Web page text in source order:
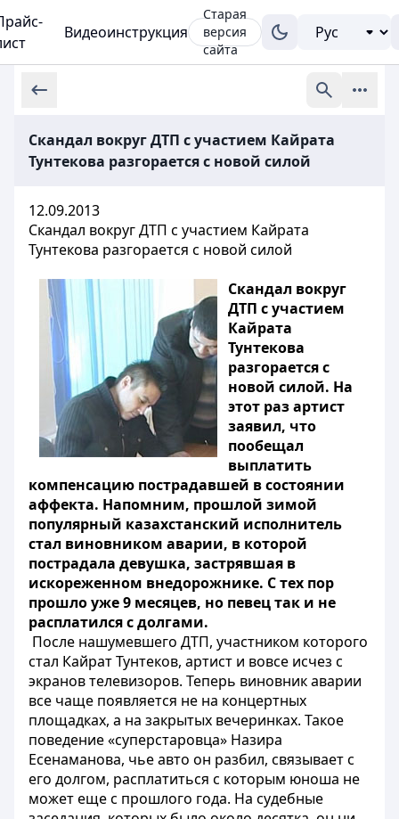
Видеоинструкция
Старая
версия
сайта
Скандал вокруг ДТП с участием Кайрата
Тунтекова разгорается с новой силой
12.09.2013
Скандал вокруг ДТП с участием Кайрата
Тунтекова разгорается с новой силой
Скандал вокруг
ДТП с участием
Кайрата
Тунтекова
разгорается с
новой силой. На
этот раз артист
заявил, что
пообещал
выплатить
компенсацию пострадавшей в состоянии
аффекта. Напомним, прошлой зимой
популярный казахстанский исполнитель
стал виновником аварии, в которой
пострадала девушка, застрявшая в
искореженном внедорожнике. С тех пор
прошло уже 9 месяцев, но певец так и не
расплатился с долгами.
После нашумевшего ДТП, участником которого
стал Кайрат Тунтеков, артист и вовсе исчез с
экранов телевизоров. Теперь виновник аварии
все чаще появляется не на концертных
площадках, а на закрытых вечеринках. Такое
поведение «суперстаровца» Назира
Есенаманова, чье авто он разбил, связывает с
его долгом, расплатиться с которым юноша не
может еще с прошлого года. На судебные